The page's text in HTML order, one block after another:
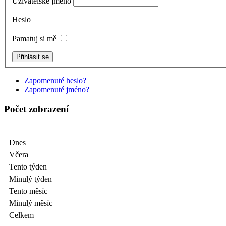
Heslo
Pamatuj si mě
Zapomenuté heslo?
Zapomenuté jméno?
Počet zobrazení
Dnes
Včera
Tento týden
Minulý týden
Tento měsíc
Minulý měsíc
Celkem